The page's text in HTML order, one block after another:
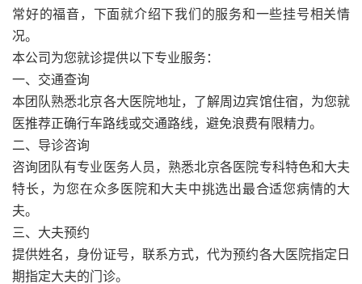
常好的福音，下面就介绍下我们的服务和一些挂号相关情
况。
本公司为您就诊提供以下专业服务：
一、交通查询
本团队熟悉北京各大医院地址，了解周边宾馆住宿，为您就
医推荐正确行车路线或交通路线，避免浪费有限精力。
二、导诊咨询
咨询团队有专业医务人员，熟悉北京各医院专科特色和大夫
特长，为您在众多医院和大夫中挑选出最合适您病情的大
夫。
三、大夫预约
提供姓名，身份证号，联系方式，代为预约各大医院指定日
期指定大夫的门诊。